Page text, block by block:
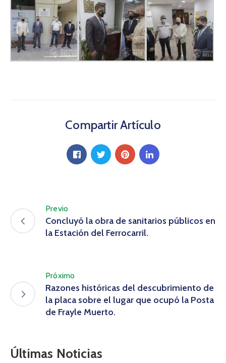
Compartir Artículo
Previo
Concluyó la obra de sanitarios públicos en
la Estación del Ferrocarril.
Próximo
Razones históricas del descubrimiento de
la placa sobre el lugar que ocupó la Posta
de Frayle Muerto.
Últimas Noticias